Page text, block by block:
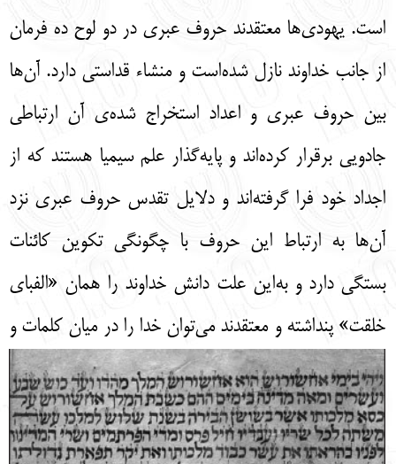
است. یهودی‌ها معتقدند حروف عبری در دو لوح ده فرمان
از جانب خداوند نازل شده‌است و منشاء قداستی دارد. آن‌ها
بین حروف عبری و اعداد استخراج شده‌ی آن ارتباطی
جادویی برقرار کرده‌اند و پایه‌گذار علم سیمیا هستند که از
اجداد خود فرا گرفته‌اند و دلایل تقدس حروف عبری نزد
آن‌ها به ارتباط این حروف با چگونگی تکوین کائنات
بستگی دارد و به‌این علت دانش خداوند را همان «الفبای
خلقت»پنداشته و معتقدند می‌توان خدا را در میان کلمات و